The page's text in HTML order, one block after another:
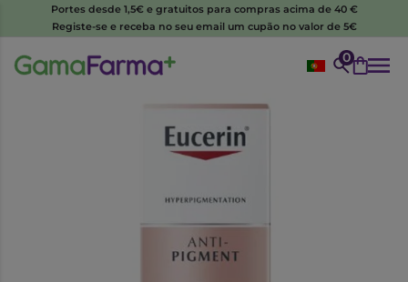
Portes desde 1,5€ e gratuitos para compras acima de 40 €
Registe-se e receba no seu email um cupão no valor de 5€
0